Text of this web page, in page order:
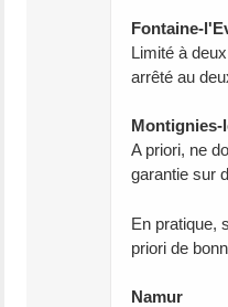
Fontaine-
Limité à
arrêté au
Montignies-
A priori, ne
garantie sur
En pratique,
priori de
Namur